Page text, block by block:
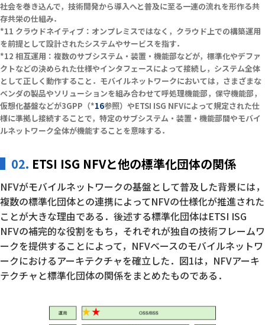
社会を巻き込んで，技術開発から導入へと普及に至る一連の流れを形作る共
存共栄の仕組み．
クラウドネイティブ：オンプレミスではなく，クラウド上での構築運用
を前提として設計されたシステムやサービスを指す．
相互運用：複数のサブシステム・装置・機能部などが，標準化やデファ
クトなどの決められた仕様やインタフェースによって接続し，システム全体
として正しく動作すること．モバイルネットワークにおいては，さまざまな
ベンダの製品やソリューションを組み合わせて呼処理機能部，保守機能部，
仮想化基盤などが3GPP（*16参照）やETSI ISG NFVによって規定された仕
様に準拠し接続することで，特定のサブシステム・装置・機能部間やモバイ
ルネットワーク全体が機能することを意味する．
02. ETSI ISG NFVと他の標準化団体の関係
NFVがモバイルネットワークの基盤として普及した背景には，
複数の標準化団体との連携によってNFVの仕様化が推進された
ことが大きな理由である．後述する標準化団体はETSI ISG
NFVの補完的な役割をもち，それぞれが独自の技術フレームワ
ークを提供することによって，NFVベースのモバイルネットワ
ークにおけるアーキテクチャを確立した．図1は，NFVアーキ
テクチャと標準化団体の関係をまとめたものである．